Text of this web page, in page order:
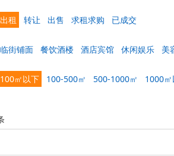
出租 转让 出售 求租求购 已成交
临街铺面 餐饮酒楼 酒店宾馆 休闲娱乐 美
100㎡以下 100-500㎡ 500-1000㎡ 1000